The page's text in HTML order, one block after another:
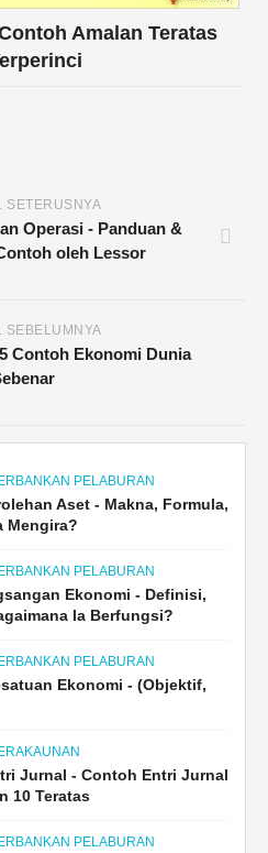
Amalan Teratas
SETERUSNYA
Operasi - Panduan &
oleh Lessor
SEBELUMNYA
Contoh Ekonomi Dunia
PELABURAN
Aset - Makna, Formula,
Mengira?
PELABURAN
Ekonomi - Definisi,
Ia Berfungsi?
PELABURAN
Ekonomi - (Objektif,
Jurnal - Contoh Entri Jurnal
10 Teratas
PELABURAN